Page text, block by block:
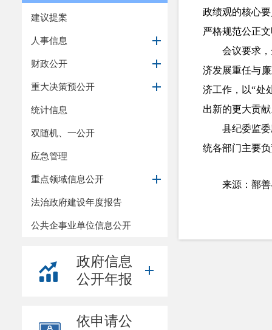
建议提案
人事信息
财政公开
重大决策预公开
统计信息
双随机、一公开
应急管理
重点领域信息公开
法治政府建设年度报告
公共企事业单位信息公开
政府信息
公开年报
依申请公
政绩观的核心
严格规范公正
会议要求
济发展重任与
济工作，以“处
出新的更大贡
县纪委监
统各部门主要
来源：鄯